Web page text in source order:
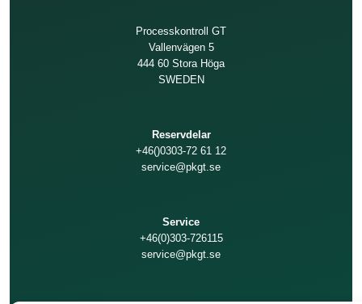
Processkontroll GT
Vallenvägen 5
444 60 Stora Höga
SWEDEN
Reservdelar
+46()0303-72 61 12
service@pkgt.se
Service
+46(0)303-726115
service@pkgt.se